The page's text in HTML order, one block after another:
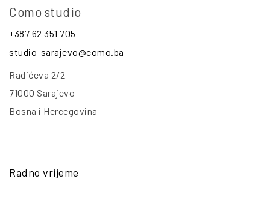
Como studio
+387 62 351 705
studio-sarajevo@como.ba
Radićeva 2/2
71000 Sarajevo
Bosna i Hercegovina
Radno vrijeme